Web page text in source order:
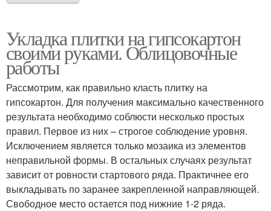
Укладка плитки на гипсокартон
своими руками. Облицовочные
работы
Рассмотрим, как‌ правильно класть‌ ‌плитку‌ ‌на‌
‌гипсокартон‌. Для получения максимально качественного
результата необходимо соблюсти несколько простых
правил. Первое из них – строгое соблюдение уровня.
Исключением является только мозаика из элементов
неправильной формы. В остальных случаях результат
зависит от ровности стартового ряда. Практичнее его
выкладывать по заранее закрепленной направляющей.
Свободное место остается под нижние 1-2 ряда.